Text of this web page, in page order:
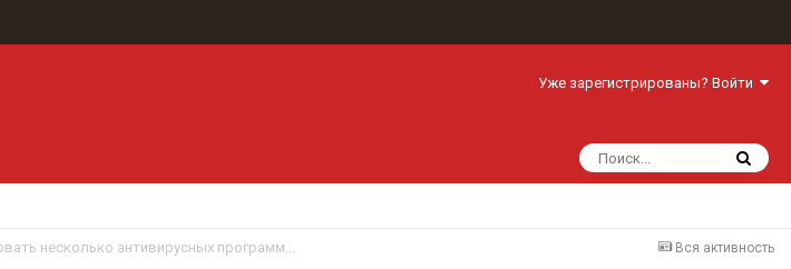
Уже зарегистрированы? Войти
Вся активность
несколько антивирусных программ...